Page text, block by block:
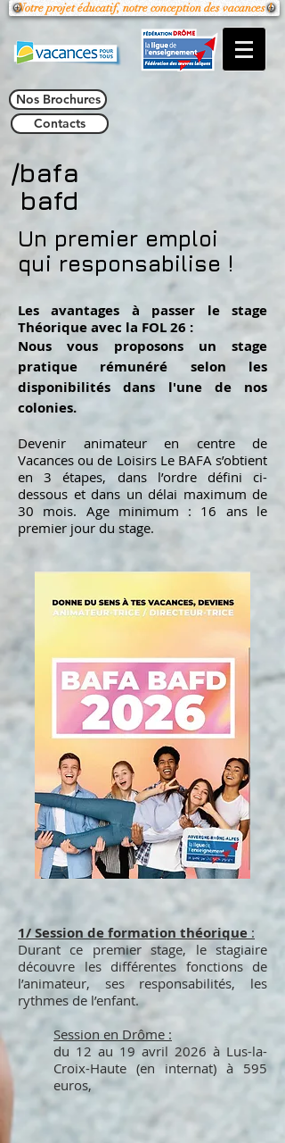
Notre projet éducatif, notre conception des vacances !
Nos Brochures
Contacts
/bafa
bafd
Un premier emploi
qui responsabilise !
Les avantages à passer le stage
Théorique avec la FOL 26 :
Nous vous proposons un stage
pratique rémunéré selon les
disponibilités dans l'une de nos
colonies.
Devenir animateur en centre de
Vacances ou de Loisirs Le BAFA s’obtient
en 3 étapes, dans l’ordre défini ci-
dessous et dans un délai maximum de
30 mois. Age minimum : 16 ans le
premier jour du stage.
1/ Session de formation théorique :
Durant ce premier stage, le stagiaire
découvre les différentes fonctions de
l’animateur, ses responsabilités, les
rythmes de l’enfant.
Session en Drôme :
du 12 au 19 avril 2026 à Lus-la-
Croix-Haute (en internat) à 595
euros,